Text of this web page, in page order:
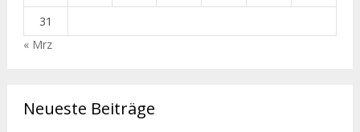
31
« Mrz
Neueste Beiträge